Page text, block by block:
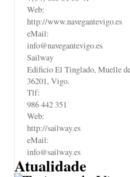
Web:
http://www.navegantevigo.es
eMail:
info@navegantevigo.es
Sailway
Edificio El Tinglado, Muelle
36201, Vigo.
Tlf:
986 442 351
Web:
http://sailway.es
eMail:
info@sailway.es
Atualidade